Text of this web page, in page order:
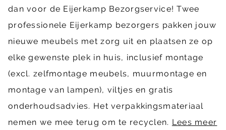
dan voor de Eijerkamp Bezorgservice! Twee
professionele Eijerkamp bezorgers pakken jouw
nieuwe meubels met zorg uit en plaatsen ze op
elke gewenste plek in huis, inclusief montage
(excl. zelfmontage meubels, muurmontage en
montage van lampen), viltjes en gratis
onderhoudsadvies. Het verpakkingsmateriaal
nemen we mee terug om te recyclen. Lees meer